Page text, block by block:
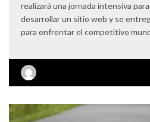
realizará una jornada intensiva
desarrollar un sitio web y se
para enfrentar el competitivo